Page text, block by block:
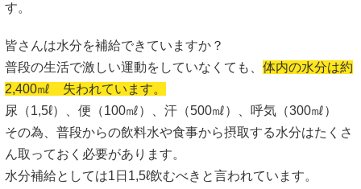
す。
皆さんは水分を補給できていますか？
普段の生活で激しい運動をしていなくても、 体内の水分は約
2,400㎖ 失われています。
尿（1,5ℓ）、便（100㎖）、汗（500㎖）、呼気（300㎖）
その為、普段からの飲料水や食事から摂取する水分はたくさ
ん取っておく必要があります。
水分補給としては1日1,5ℓ飲むべきと言われています。